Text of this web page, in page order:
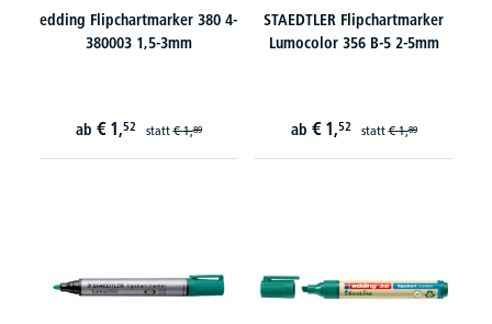
edding Flipchartmarker 380 4-
380003 1,5-3mm
ab € 1,52 statt€ 1,89
STAEDTLER Flipchartmarker
Lumocolor 356 B-5 2-5mm
ab € 1,52 statt€ 1,89